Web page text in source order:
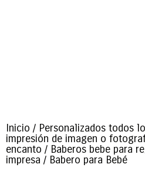
Inicio / Personalizados todos
impresión de imagen o
encanto / Baberos bebe para
impresa / Babero para Bebé